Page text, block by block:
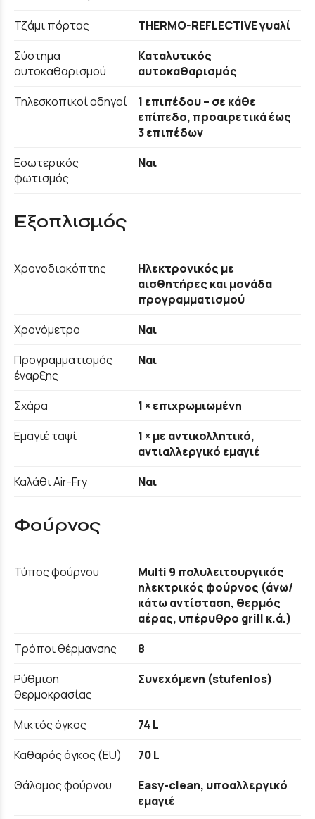
Τζάμι πόρτας
THERMO-REFLECTIVE γυαλί
Σύστημα
αυτοκαθαρισμού
Καταλυτικός
αυτοκαθαρισμός
Τηλεσκοπικοί οδηγοί
1 επιπέδου – σε κάθε
επίπεδο, προαιρετικά έως
3 επιπέδων
Εσωτερικός
φωτισμός
Ναι
Εξοπλισμός
Χρονοδιακόπτης
Ηλεκτρονικός με
αισθητήρες και μονάδα
προγραμματισμού
Χρονόμετρο
Ναι
Προγραμματισμός
έναρξης
Ναι
Σχάρα
1 × επιχρωμιωμένη
Εμαγιέ ταψί
1 × με αντικολλητικό,
αντιαλλεργικό εμαγιέ
Καλάθι Air-Fry
Ναι
Φούρνος
Τύπος φούρνου
Multi 9 πολυλειτουργικός
ηλεκτρικός φούρνος (άνω/
κάτω αντίσταση, θερμός
αέρας, υπέρυθρο grill κ.ά.)
Τρόποι θέρμανσης
8
Ρύθμιση
θερμοκρασίας
Συνεχόμενη (stufenlos)
Μικτός όγκος
74 L
Καθαρός όγκος (EU)
70 L
Θάλαμος φούρνου
Easy-clean, υποαλλεργικό
εμαγιέ